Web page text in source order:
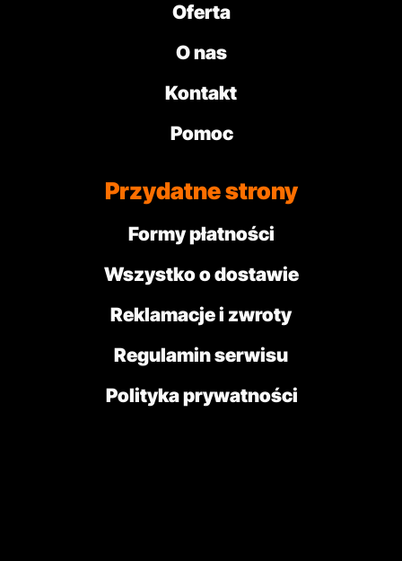
Oferta
O nas
Kontakt
Pomoc
Przydatne strony
Formy płatności
Wszystko o dostawie
Reklamacje i zwroty
Regulamin serwisu
Polityka prywatności